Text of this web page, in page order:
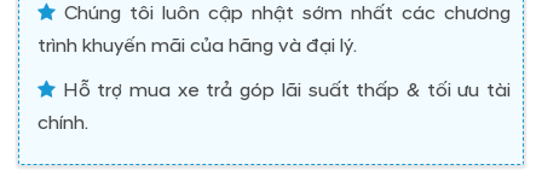
Chúng tôi luôn cập nhật sớm nhất các chương
trình khuyến mãi của hãng và đại lý.
Hỗ trợ mua xe trả góp lãi suất thấp & tối ưu tài
chính.